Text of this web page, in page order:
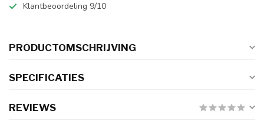
Klantbeoordeling 9/10
PRODUCTOMSCHRIJVING
SPECIFICATIES
REVIEWS